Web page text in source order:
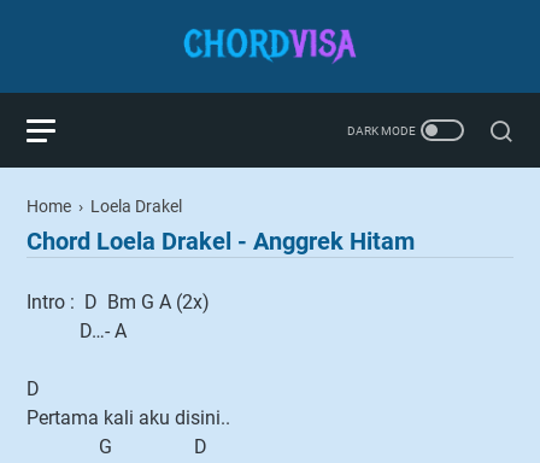
Home › Loela Drakel
Chord Loela Drakel - Anggrek Hitam
Intro : D Bm G A (2x)
D…- A
D
Pertama kali aku disini..
G D